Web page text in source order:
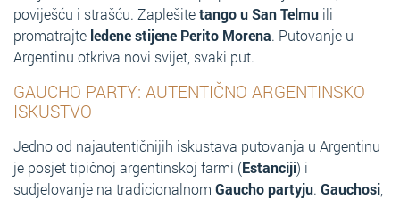
poviješću i strašću. Zaplešitetango u San Telmu ili
promatrajte ledene stijene Perito Morena. Putovanje u
Argentinu otkriva novi svijet, svaki put.
GAUCHO PARTY: AUTENTIČNO ARGENTINSKO
ISKUSTVO
Jedno od najautentičnijih iskustava putovanja u Argentinu
je posjet tipičnoj argentinskoj farmi (Estanciji) i
sudjelovanje na tradicionalnom Gaucho partyju. Gauchosi